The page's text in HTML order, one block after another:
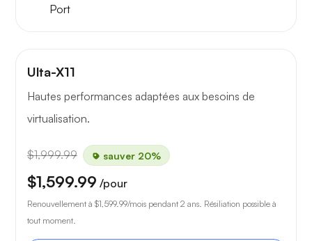
Port
Ulta-X11
Hautes performances adaptées aux besoins de
virtualisation.
$1,999.99 sauver 20%
$1,599.99 /pour
Renouvellement à $1,599.99/mois pendant 2 ans. Résiliation possible à
tout moment.